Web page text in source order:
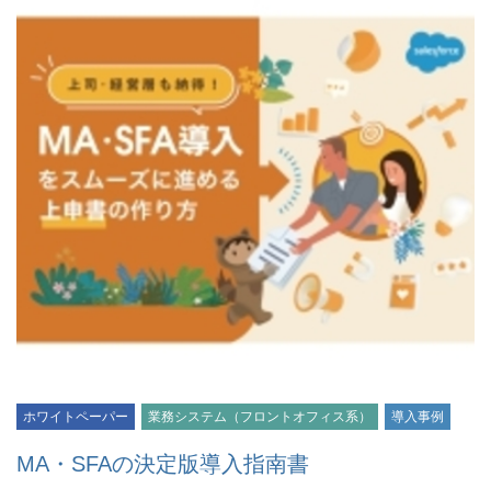
ホワイトペーパー 業務システム（フロントオフィス系） 導入事例
MA・SFAの決定版導入指南書